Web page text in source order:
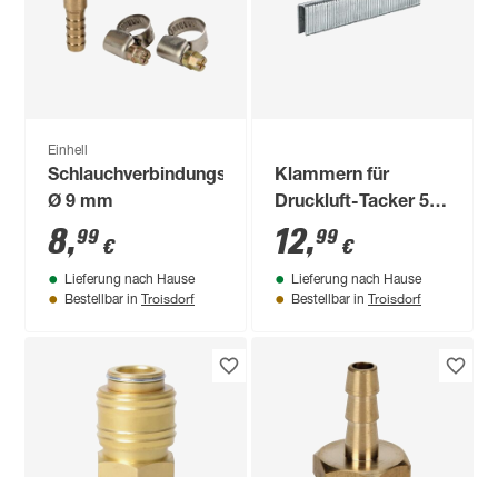
Einhell
Schlauchverbindungsrohr
Ø 9 mm
8,99 €
Lieferung nach Hause
Bestellbar in Troisdorf
Klammern für
Druckluft-Tacker 5,7
x 13 mm 3000 Stück
12,99 €
Lieferung nach Hause
Bestellbar in Troisdorf